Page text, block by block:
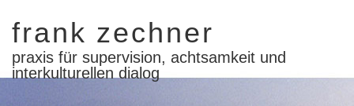
frank zechner
praxis für supervision, achtsamkeit und
interkulturellen dialog